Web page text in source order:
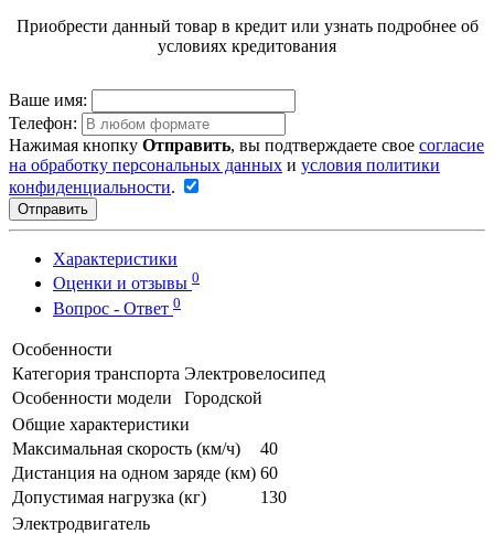
Приобрести данный товар в кредит или узнать подробнее об
условиях кредитования
Ваше имя:
Телефон:
Нажимая кнопку Отправить, вы подтверждаете свое согласие
на обработку персональных данных и условия политики
конфиденциальности.
Отправить
Характеристики
Оценки и отзывы 0
Вопрос - Ответ 0
Особенности
Категория транспорта Электровелосипед
Особенности модели
Городской
Общие характеристики
Максимальная скорость (км/ч)
40
Дистанция на одном заряде (км) 60
Допустимая нагрузка (кг)
130
Электродвигатель